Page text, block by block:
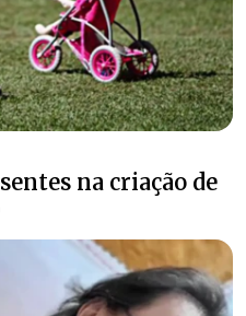
na criação de